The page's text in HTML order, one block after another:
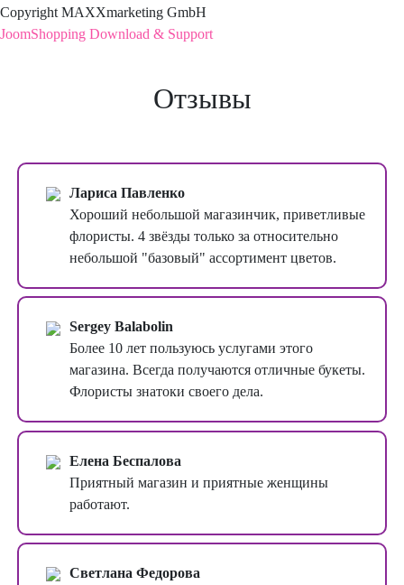
Copyright MAXXmarketing GmbH
JoomShopping Download & Support
Отзывы
Лариса Павленко
Хороший небольшой магазинчик, приветливые
флористы. 4 звёзды только за относительно
небольшой "базовый" ассортимент цветов.
Sergey Balabolin
Более 10 лет пользуюсь услугами этого
магазина. Всегда получаются отличные букеты.
Флористы знатоки своего дела.
Елена Беспалова
Приятный магазин и приятные женщины
работают.
Светлана Федорова